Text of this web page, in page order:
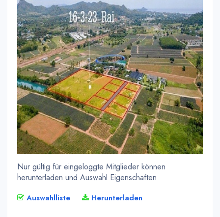
Nur gültig für eingeloggte Mitglieder können
herunterladen und Auswahl Eigenschaften
Auswahlliste Herunterladen